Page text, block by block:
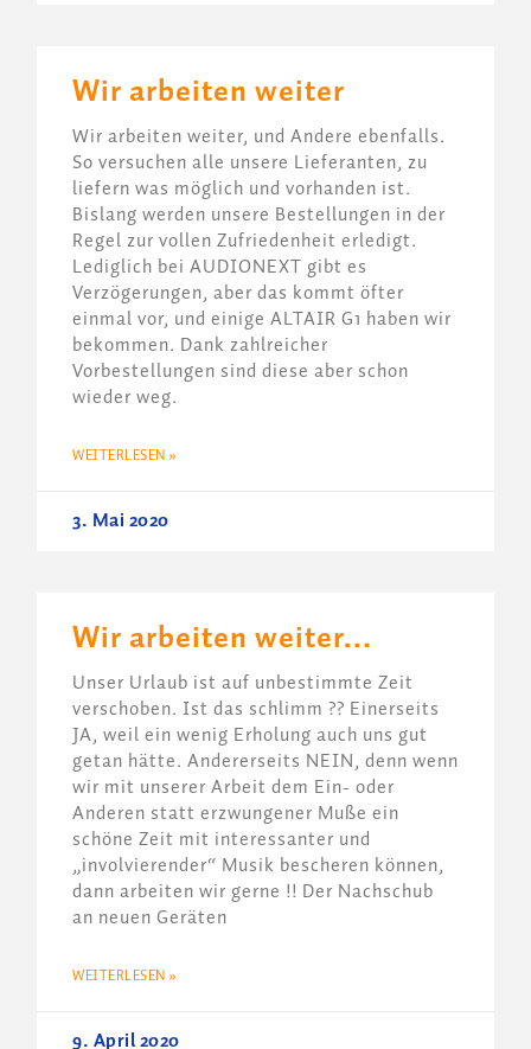
Wir arbeiten weiter
Wir arbeiten weiter, und Andere ebenfalls.
So versuchen alle unsere Lieferanten, zu
liefern was möglich und vorhanden ist.
Bislang werden unsere Bestellungen in der
Regel zur vollen Zufriedenheit erledigt.
Lediglich bei AUDIONEXT gibt es
Verzögerungen, aber das kommt öfter
einmal vor, und einige ALTAIR G1 haben wir
bekommen. Dank zahlreicher
Vorbestellungen sind diese aber schon
wieder weg.
WEITERLESEN »
3. Mai 2020
Wir arbeiten weiter…
Unser Urlaub ist auf unbestimmte Zeit
verschoben. Ist das schlimm ?? Einerseits
JA, weil ein wenig Erholung auch uns gut
getan hätte. Andererseits NEIN, denn wenn
wir mit unserer Arbeit dem Ein- oder
Anderen statt erzwungener Muße ein
schöne Zeit mit interessanter und
„involvierender“ Musik bescheren können,
dann arbeiten wir gerne !! Der Nachschub
an neuen Geräten
WEITERLESEN »
9. April 2020